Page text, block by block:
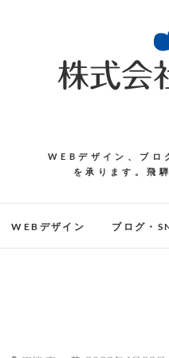
株式会
WEBデザイン、ブロ
を承ります。飛
WEBデザイン ブログ・